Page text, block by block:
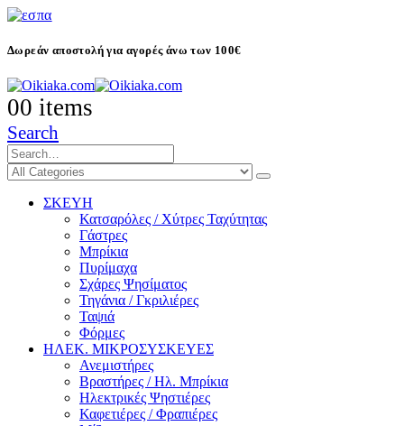
Δωρεάν αποστολή για αγορές άνω των 100€
00 items
Search
ΣΚΕΥΗ
Κατσαρόλες / Χύτρες Ταχύτητας
Γάστρες
Μπρίκια
Πυρίμαχα
Σχάρες Ψησίματος
Τηγάνια / Γκριλιέρες
Ταψιά
Φόρμες
ΗΛΕΚ. ΜΙΚΡΟΣΥΣΚΕΥΕΣ
Ανεμιστήρες
Βραστήρες / Ηλ. Μπρίκια
Ηλεκτρικές Ψηστιέρες
Καφετιέρες / Φραπιέρες